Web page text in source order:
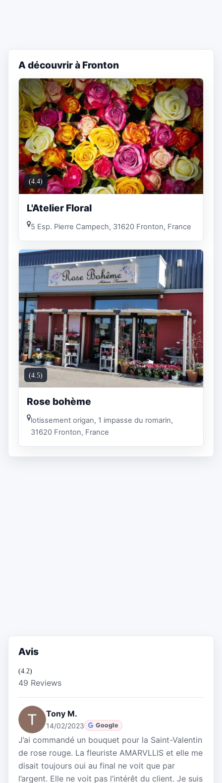
A découvrir à Fronton
(4.4)
L'Atelier Floral
5 Esp. Pierre Campech, 31620 Fronton, France
(4.5)
Rose bohème
lotissement origan, 1 impasse du romarin,
31620 Fronton, France
Avis
(4.2)
49 Reviews
Tony M.
14/02/2023 Google
J’ai commandé un bouquet pour la Saint-Valentin
de rose rouge. La fleuriste AMARVLLIS et elle me
disait toujours oui au final ne voit que par
l’argent. Elle ne voit pas l’intérêt du client. Je suis